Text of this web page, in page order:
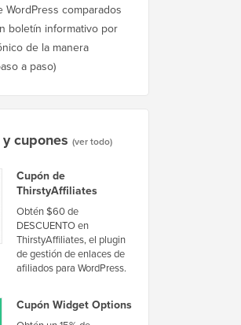
comparados
boletín informativo por
de la manera
a paso)
cupones (ver todo)
Cupón de
ThirstyAffiliates
Obtén $60 de
DESCUENTO en
ThirstyAffiliates, el plugin
de gestión de enlaces de
afiliados para WordPress.
Cupón Widget Options